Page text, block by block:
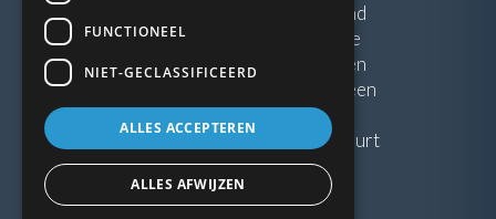
Kunststof Kozijnen Friesland
Kunststof kozijnen Drenthe
Kunststof Kozijnen Drachten
Kunststof Kozijnen Hoogeveen
Kunststof kozijnen in jouw buurt
FUNCTIONEEL
NIET-GECLASSIFICEERD
ALLES ACCEPTEREN
ALLES AFWIJZEN